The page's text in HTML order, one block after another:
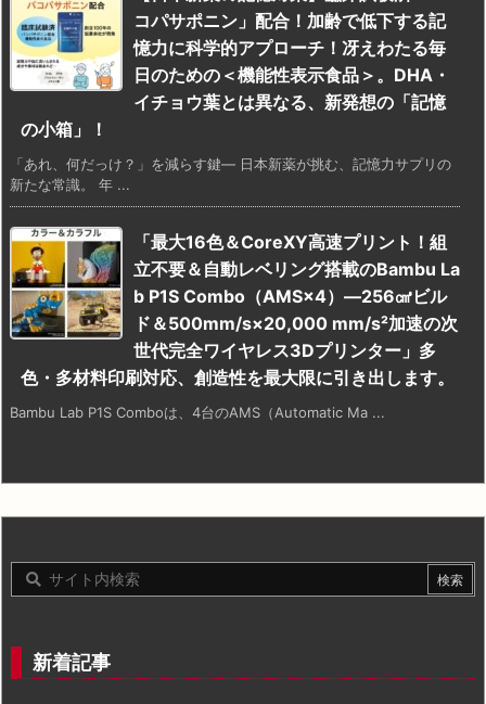
コパサポニン」配合！加齢で低下する記
憶力に科学的アプローチ！冴えわたる毎
日のための＜機能性表示食品＞。DHA・
イチョウ葉とは異なる、新発想の「記憶
の小箱」！
「あれ、何だっけ？」を減らす鍵— 日本新薬が挑む、記憶力サプリの
新たな常識。 年 ...
「最大16色＆CoreXY高速プリント！組
立不要＆自動レベリング搭載のBambu La
b P1S Combo（AMS×4）―256㎤ビル
ド＆500mm/s×20,000 mm/s²加速の次
世代完全ワイヤレス3Dプリンター」多
色・多材料印刷対応、創造性を最大限に引き出します。
Bambu Lab P1S Comboは、4台のAMS（Automatic Ma ...
新着記事